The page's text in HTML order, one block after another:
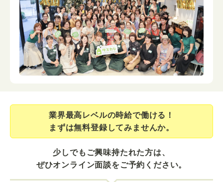
業界最⾼レベルの時給で働ける！
まずは無料登録してみませんか。
少しでもご興味持たれた方は、
ぜひオンライン面談をご予約ください。